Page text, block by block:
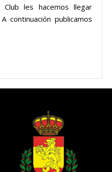
les hacemos llegar
continuación publicamos